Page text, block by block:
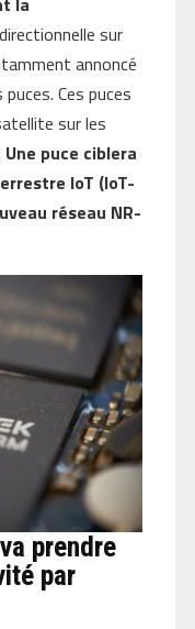
sur
annoncé
Ces puces
sur les
Une puce ciblera
IoT (IoT-
réseau NR-
prendre
par